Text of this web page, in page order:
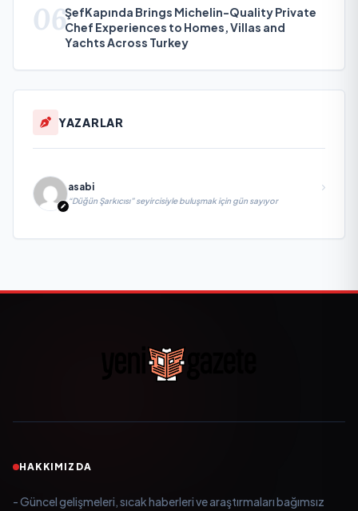
06ŞefKapında Brings Michelin-Quality Private
Chef Experiences to Homes, Villas and
Yachts Across Turkey
YAZARLAR
asabi
“Düğün Şarkıcısı” seyircisiyle buluşmak için gün sayıyor
HAKKIMIZDA
- Güncel gelişmeleri, sıcak haberleri ve araştırmaları bağımsız